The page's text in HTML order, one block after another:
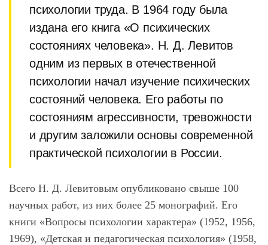
психологии труда. В 1964 году была
издана его книга «О психических
состояниях человека». Н. Д. Левитов
одним из первых в отечественной
психологии начал изучение психических
состояний человека. Его работы по
состояниям агрессивности, тревожности
и другим заложили основы современной
практической психологии в России.
Всего Н. Д. Левитовым опубликовано свыше 100
научных работ, из них более 25 монографий. Его
книги «Вопросы психологии характера» (1952, 1956,
1969), «Детская и педагогическая психология» (1958,